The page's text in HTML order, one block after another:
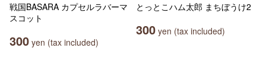
戦国BASARA カプセルラバーマ
スコット
300 yen (tax included)
とっとこハム太郎 まちぼうけ2
300 yen (tax included)